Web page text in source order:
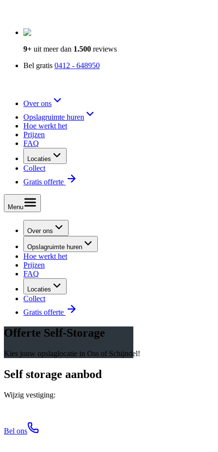
9+ uit meer dan 1.500 reviews
Bel gratis 0412 - 648950
Over ons
Opslagruimte huren
Hoe werkt het
Prijzen
FAQ
Locaties
Collect
Gratis offerte
Menu
Over ons
Opslagruimte huren
Hoe werkt het
Prijzen
FAQ
Locaties
Collect
Gratis offerte
Offerte Self-Storage
Kies jouw opslaglocatie in Oss of Schijndel!
Self storage aanbod
Wijzig vestiging:
Bel ons